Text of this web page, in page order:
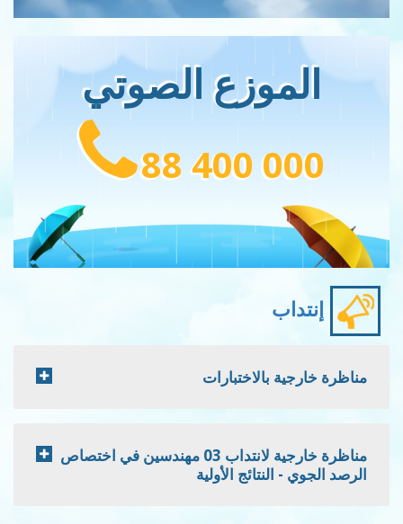
الموزع الصوتي
88 400 000
إنتداب
مناظرة خارجية بالاختبارات
مناظرة خارجية لانتداب 03 مهندسين في اختصاص
الرصد الجوي - النتائج الأولية